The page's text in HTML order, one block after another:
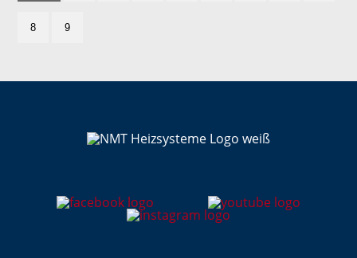
8 9